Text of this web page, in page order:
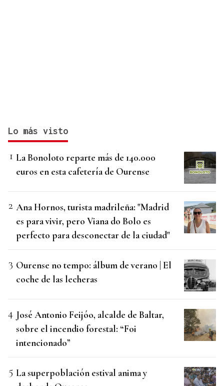
Lo más visto
La Bonoloto reparte más de 140.000
euros en esta cafetería de Ourense
Ana Hornos, turista madrileña: "Madrid
es para vivir, pero Viana do Bolo es
perfecto para desconectar de la ciudad"
Ourense no tempo: álbum de verano | El
coche de las lecheras
José Antonio Feijóo, alcalde de Baltar,
sobre el incendio forestal: “Foi
intencionado”
La superpoblación estival anima y